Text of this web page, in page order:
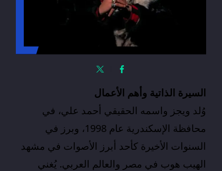
السيرة الذاتية وأهم الأعمال
وُلد ويجز واسمه الحقيقي أحمد علي، في
محافظة الإسكندرية عام 1998، وبرز في
السنوات الأخيرة كأحد أبرز الأصوات في مشهد
الهيب هوب في مصر والعالم العربي. يُغني